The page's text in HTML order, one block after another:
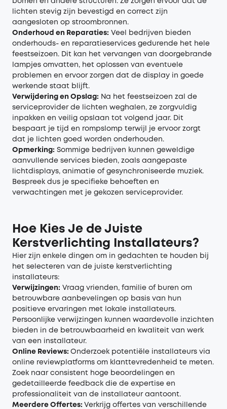
lichten stevig zijn bevestigd en correct zijn
aangesloten op stroombronnen.
Onderhoud en Reparaties: Veel bedrijven bieden
onderhouds- en reparatieservices gedurende het hele
feestseizoen. Dit kan het vervangen van doorgebrande
lampjes omvatten, het oplossen van eventuele
problemen en ervoor zorgen dat de display in goede
werkende staat blijft.
Verwijdering en Opslag: Na het feestseizoen zal de
serviceprovider de lichten weghalen, ze zorgvuldig
inpakken en veilig opslaan tot volgend jaar. Dit
bespaart je tijd en rompslomp terwijl je ervoor zorgt
dat je lichten goed worden onderhouden.
Opmerking: Sommige bedrijven kunnen geweldige
aanvullende services bieden, zoals aangepaste
lichtdisplays, animatie of gesynchroniseerde muziek.
Bespreek dus je specifieke behoeften en
verwachtingen met je gekozen serviceprovider.
Hoe Kies Je de Juiste
Kerstverlichting Installateurs?
Hier zijn enkele dingen om in gedachten te houden bij
het selecteren van de juiste kerstverlichting
installateurs:
Verwijzingen: Vraag vrienden, familie of buren om
betrouwbare aanbevelingen op basis van hun
positieve ervaringen met lokale installateurs.
Persoonlijke verwijzingen kunnen waardevolle inzichten
bieden in de betrouwbaarheid en kwaliteit van werk
van een installateur.
Online Reviews: Onderzoek potentiële installateurs via
online reviewplatforms om klanttevredenheid te meten.
Zoek naar consistent hoge beoordelingen en
gedetailleerde feedback die de expertise en
professionaliteit van de installateur aantoont.
Meerdere Offertes: Verkrijg offertes van verschillende